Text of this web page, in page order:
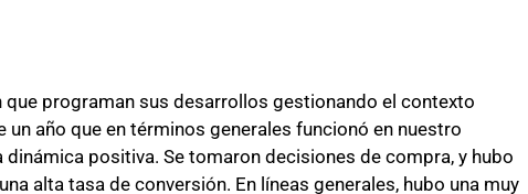
que programan sus desarrollos gestionando el contexto
un año que en términos generales funcionó en nuestro
positiva. Se tomaron decisiones de compra, y hubo
alta tasa de conversión. En líneas generales, hubo una muy